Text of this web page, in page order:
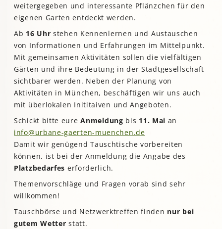
weitergegeben und interessante Pflänzchen für den
eigenen Garten entdeckt werden.
Ab 16 Uhr stehen Kennenlernen und Austauschen
von Informationen und Erfahrungen im Mittelpunkt.
Mit gemeinsamen Aktivitäten sollen die vielfältigen
Gärten und ihre Bedeutung in der Stadtgesellschaft
sichtbarer werden. Neben der Planung von
Aktivitäten in München, beschäftigen wir uns auch
mit überlokalen Inititaiven und Angeboten.
Schickt bitte eureAnmeldung bis 11. Mai an
info@urbane-gaerten-muenchen.de
Damit wir genügend Tauschtische vorbereiten
können, ist bei der Anmeldung die Angabe des
Platzbedarfes erforderlich.
Themenvorschläge und Fragen vorab sind sehr
willkommen!
Tauschbörse und Netzwerktreffen finden nur bei
gutem Wetter statt.